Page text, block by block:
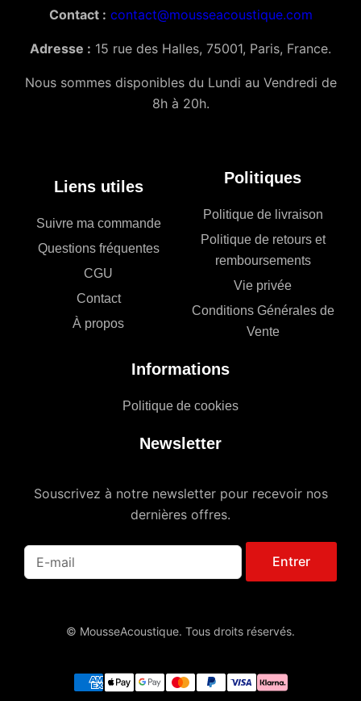
Contact : contact@mousseacoustique.com
Adresse : 15 rue des Halles, 75001, Paris, France.
Nous sommes disponibles du Lundi au Vendredi de
8h à 20h.
Liens utiles
Suivre ma commande
Questions fréquentes
CGU
Contact
À propos
Politiques
Politique de livraison
Politique de retours et
remboursements
Vie privée
Conditions Générales de
Vente
Informations
Politique de cookies
Newsletter
Souscrivez à notre newsletter pour recevoir nos
dernières offres.
Entrer
© MousseAcoustique. Tous droits réservés.